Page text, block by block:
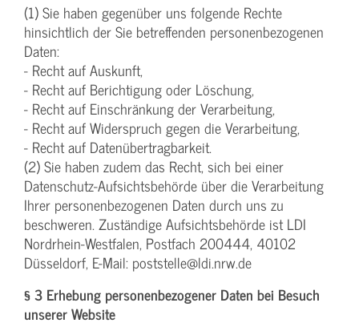
(1) Sie haben gegenüber uns folgende Rechte
hinsichtlich der Sie betreffenden personenbezogenen
Daten:
- Recht auf Auskunft,
- Recht auf Berichtigung oder Löschung,
- Recht auf Einschränkung der Verarbeitung,
- Recht auf Widerspruch gegen die Verarbeitung,
- Recht auf Datenübertragbarkeit.
(2) Sie haben zudem das Recht, sich bei einer
Datenschutz-Aufsichtsbehörde über die Verarbeitung
Ihrer personenbezogenen Daten durch uns zu
beschweren. Zuständige Aufsichtsbehörde ist LDI
Nordrhein-Westfalen, Postfach 200444, 40102
Düsseldorf, E-Mail: poststelle@ldi.nrw.de
§ 3 Erhebung personenbezogener Daten bei Besuch
unserer Website